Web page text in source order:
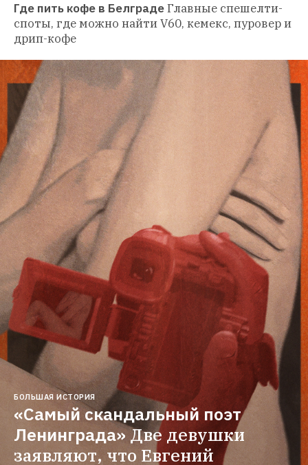
Где пить кофе в БелградеГлавные спешелти-
споты, где можно найти V60, кемекс, пуровер и
дрип-кофе
БОЛЬШАЯ ИСТОРИЯ
«Самый скандальный поэт
Ленинграда»Две девушки
заявляют, что Евгений